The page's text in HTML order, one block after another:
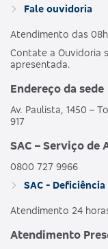
Fale ouvidoria
Atendimento das
Contate a Ouvidoria
apresentada.
Endereço da sede
Av. Paulista, 1450 –
917
SAC – Serviço de
0800 727 9966
SAC -
Atendimento 24
Atendimento